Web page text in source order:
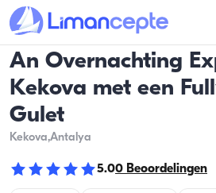
An Overnachting
Kekova met een
Gulet
Kekova,Antalya
5.00 Beoordelingen